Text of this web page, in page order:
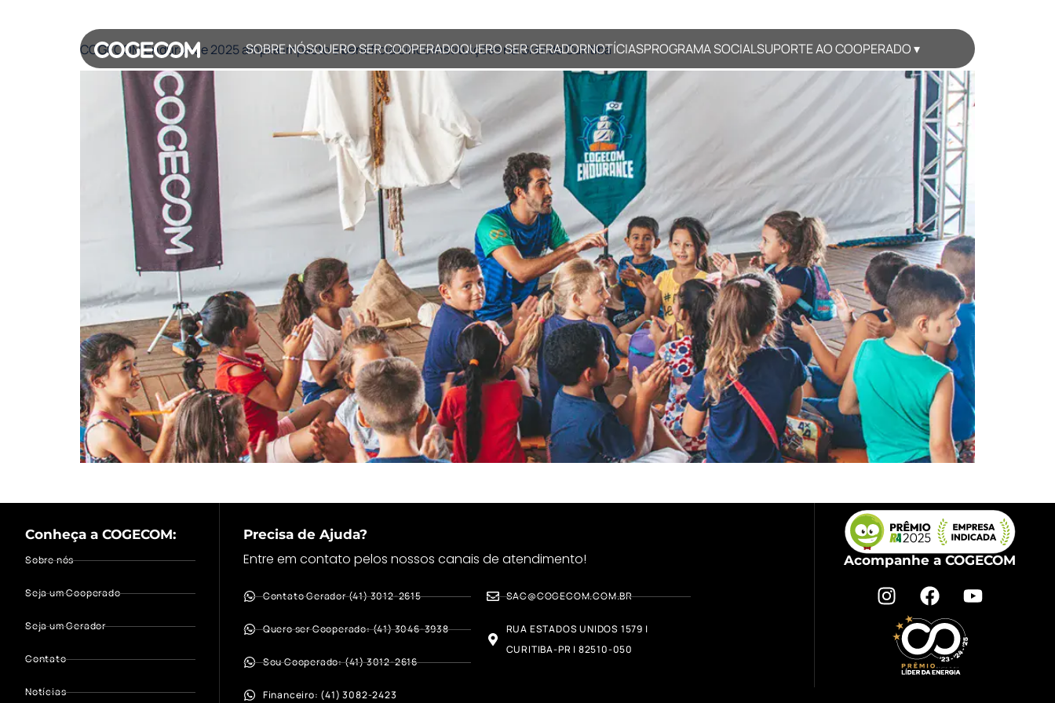
SOBRE NÓSQUERO SER COOPERADOQUERO SER GERADORNOTÍCIASPROGRAMA SOCIALSUPORTE AO COOPERADO ▾
COGECOM Endurance 2025 amplia impacto e beneficia cinco instituições na Grande Curitiba
Conheça a COGECOM:
Sobre nós
Seja um Cooperado
Seja um Gerador
Contato
Notícias
Precisa de Ajuda?
Entre em contato pelos nossos canais de atendimento!
Contato Gerador (41) 3012-2615
Quero ser Cooperado: (41) 3046-3938
Sou Cooperado: (41) 3012-2616
Financeiro: (41) 3082-2423
SAC@COGECOM.COM.BR
RUA ESTADOS UNIDOS 1579 |
CURITIBA-PR | 82510-050
Acompanhe a COGECOM